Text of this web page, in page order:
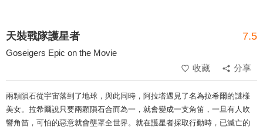
天裝戰隊護星者 7.5
Goseigers Epic on the Movie
收藏
分享
兩顆隕石從宇宙落到了地球，與此同時，阿拉塔遇見了名為拉希爾的謎樣
美女。拉希爾說只要兩顆隕石合而為一，就會變成一支角笛，一旦有人吹
響角笛，可怕的惡意就會壟罩全世界。就在護星者採取行動時，已滅亡的